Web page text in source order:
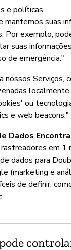
e políticas.
mantemos suas
Por exemplo,
suas
de emergência."
nossos Serviços,
ou
e web beacons."
Dados
em 1
dados para
(marketing e
de definir,